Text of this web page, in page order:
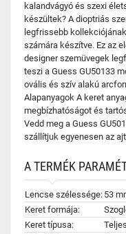
kalandvágyó és szexi
készültek? A dioptriás
legfrissebb
számára készítve. Ez az
designer szemüvegek
teszi a Guess GU50133
ovális és szív alakú
Alapanyagok A keret
megbízhatóságot és
Vedd meg a Guess
szállítjuk egyenesen az
A TERMÉK
Lencse szélessége: 53
Keret formája:
Keret típusa: